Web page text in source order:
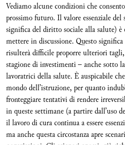
Vediamo alcune condizioni che
prossimo futuro. Il valore essenziale
significa del diritto sociale alla salute)
mettere in discussione. Questo
risulterà difficile proporre ulteriori
stagione di investimenti – anche sotto
lavoratrici della salute. È auspicabile
mondo dell’istruzione, per quanto
fronteggiare tentativi di rendere
in queste settimane (a partire dall’uso
il lavoro di cura continua a essere
ma anche questa circostanza apre